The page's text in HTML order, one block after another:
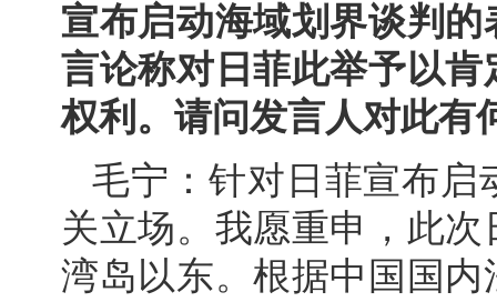
宣布启动海域划界谈判
言论称对日菲此举予以
权利。请问发言人对此有
毛宁：针对日菲宣布启
关立场。我愿重申，此
湾岛以东。根据中国国